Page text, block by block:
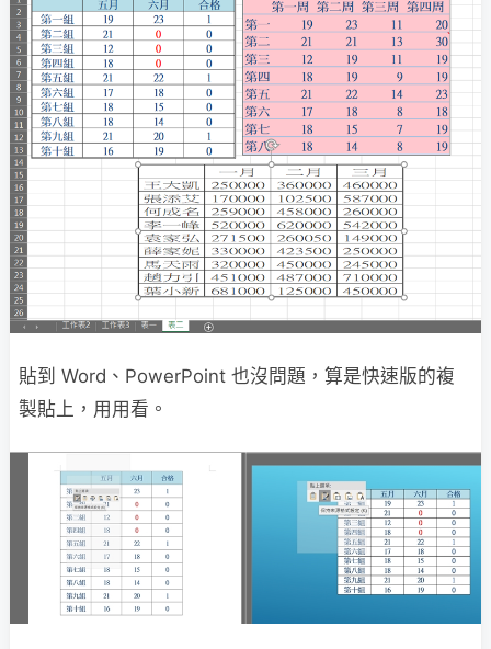
貼到 Word、PowerPoint 也沒問題，算是快速版的複
製貼上，用用看。